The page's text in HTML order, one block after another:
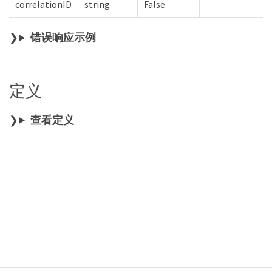
correlationID string False
错误响应示例
定义
查看定义